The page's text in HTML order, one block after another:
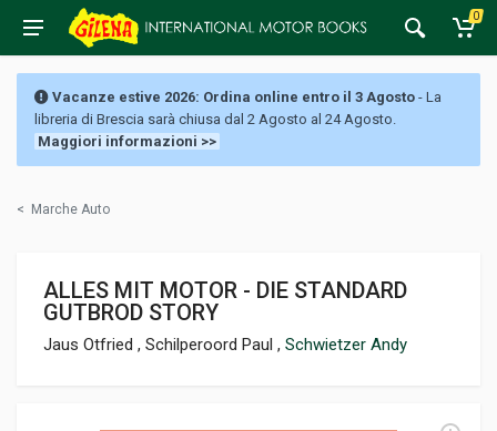
0
Vacanze estive 2026: Ordina online entro il 3 Agosto - La
libreria di Brescia sarà chiusa dal 2 Agosto al 24 Agosto.
Maggiori informazioni >>
< Marche Auto
ALLES MIT MOTOR - DIE STANDARD
GUTBROD STORY
Jaus Otfried , Schilperoord Paul , Schwietzer Andy